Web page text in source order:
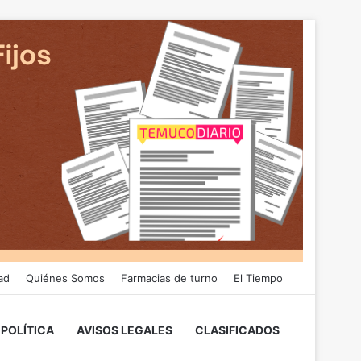
Quiénes Somos Farmacias de turno El Tiempo
POLÍTICA AVISOS LEGALES CLASIFICADOS